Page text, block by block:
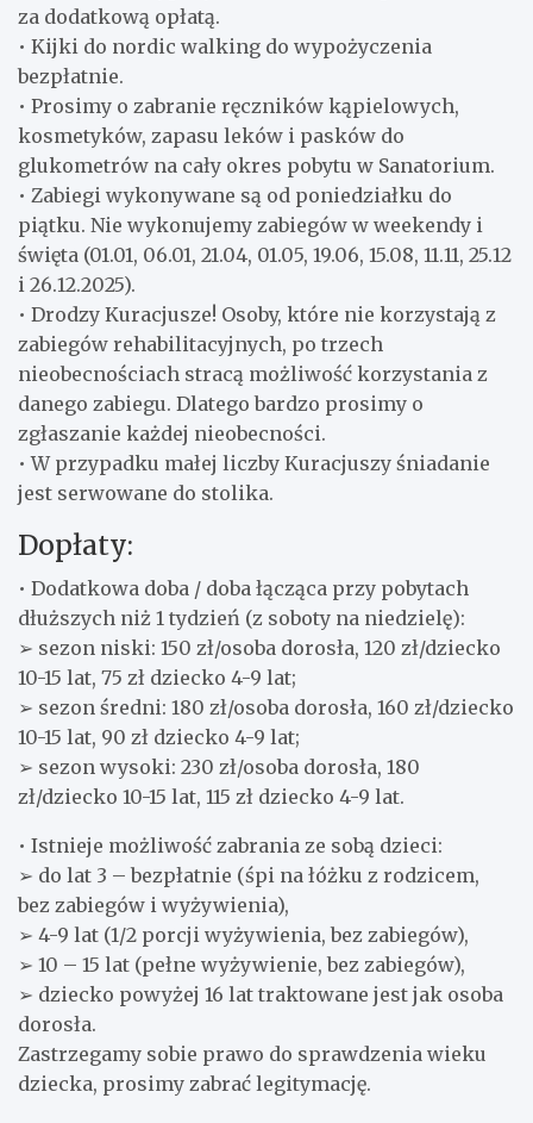
za dodatkową opłatą.
• Kijki do nordic walking do wypożyczenia
bezpłatnie.
• Prosimy o zabranie ręczników kąpielowych,
kosmetyków, zapasu leków i pasków do
glukometrów na cały okres pobytu w Sanatorium.
• Zabiegi wykonywane są od poniedziałku do
piątku. Nie wykonujemy zabiegów w weekendy i
święta (01.01, 06.01, 21.04, 01.05, 19.06, 15.08, 11.11, 25.12
i 26.12.2025).
• Drodzy Kuracjusze! Osoby, które nie korzystają z
zabiegów rehabilitacyjnych, po trzech
nieobecnościach stracą możliwość korzystania z
danego zabiegu. Dlatego bardzo prosimy o
zgłaszanie każdej nieobecności.
• W przypadku małej liczby Kuracjuszy śniadanie
jest serwowane do stolika.
Dopłaty:
• Dodatkowa doba / doba łącząca przy pobytach
dłuższych niż 1 tydzień (z soboty na niedzielę):
➢ sezon niski: 150 zł/osoba dorosła, 120 zł/dziecko
10-15 lat, 75 zł dziecko 4-9 lat;
➢ sezon średni: 180 zł/osoba dorosła, 160 zł/dziecko
10-15 lat, 90 zł dziecko 4-9 lat;
➢ sezon wysoki: 230 zł/osoba dorosła, 180
zł/dziecko 10-15 lat, 115 zł dziecko 4-9 lat.
• Istnieje możliwość zabrania ze sobą dzieci:
➢ do lat 3 – bezpłatnie (śpi na łóżku z rodzicem,
bez zabiegów i wyżywienia),
➢ 4-9 lat (1/2 porcji wyżywienia, bez zabiegów),
➢ 10 – 15 lat (pełne wyżywienie, bez zabiegów),
➢ dziecko powyżej 16 lat traktowane jest jak osoba
dorosła.
Zastrzegamy sobie prawo do sprawdzenia wieku
dziecka, prosimy zabrać legitymację.